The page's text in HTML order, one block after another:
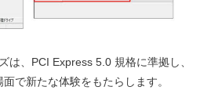
は、PCI Express 5.0 規格に準拠し、
で新たな体験をもたらします。